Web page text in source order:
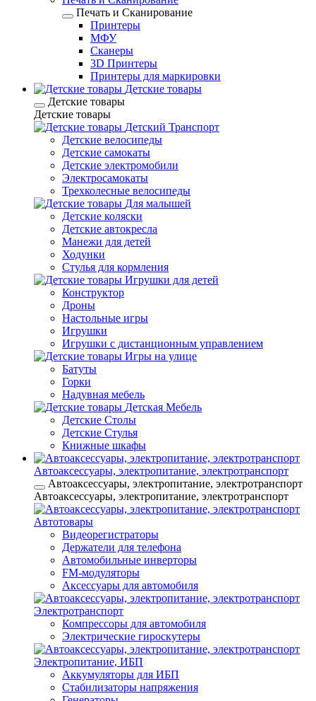
Печать и Сканирование
Принтеры
МФУ
Сканеры
3D Принтеры
Принтеры для маркировки
Детские товары
Детские товары
Детские товары
Детский Транспорт
Детские велосипеды
Детские самокаты
Детские электромобили
Электросамокаты
Трехколесные велосипеды
Для малышей
Детские коляски
Детские автокресла
Манежи для детей
Ходунки
Стулья для кормления
Игрушки для детей
Конструктор
Дроны
Настольные игры
Игрушки
Игрушки c дистанционным управлением
Игры на улице
Батуты
Горки
Надувная мебель
Детская Мебель
Детские Столы
Детские Стулья
Книжные шкафы
Автоаксессуары, электропитание, электротранспорт
Автоаксессуары, электропитание, электротранспорт
Автоаксессуары, электропитание, электротранспорт
Автотовары
Видеорегистраторы
Держатели для телефона
Автомобильные инверторы
FM-модуляторы
Аксессуары для автомобиля
Электротранспорт
Компрессоры для автомобиля
Электрические гироскутеры
Электропитание, ИБП
Аккумуляторы для ИБП
Стабилизаторы напряжения